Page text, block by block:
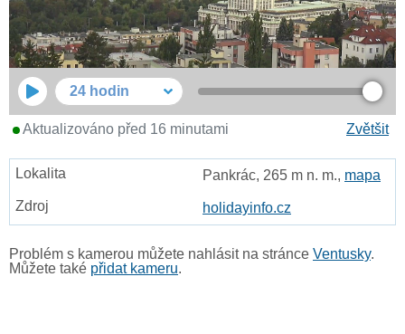
24 hodin
Zvětšit
Aktualizováno před 16 minutami
Pankrác, 265 m n. m., mapa
holidayinfo.cz
Problém s kamerou můžete nahlásit na stránce Ventusky.
Můžete také přidat kameru.